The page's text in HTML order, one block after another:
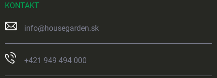
KONTAKT
info@housegarden.sk
+421 949 494 000